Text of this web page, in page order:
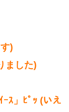
)
ました)
ｰｽ」ﾋﾟｯ (いえ